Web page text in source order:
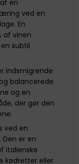
en
ved en
En
af vinen
subtil
indsmigrende
balancerede
og en
der gør den
ved en
Den er en
italienske
kødretter eller